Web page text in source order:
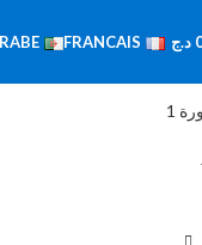
د.ج FRANCAIS